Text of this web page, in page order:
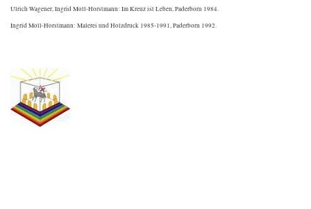
Ulrich Wagener, Ingrid Moll-Horstmann: Im Kreuz ist Leben, Paderborn 1984.
Ingrid Moll-Horstmann: Malerei und Holzdruck 1985-1991, Paderborn 1992.